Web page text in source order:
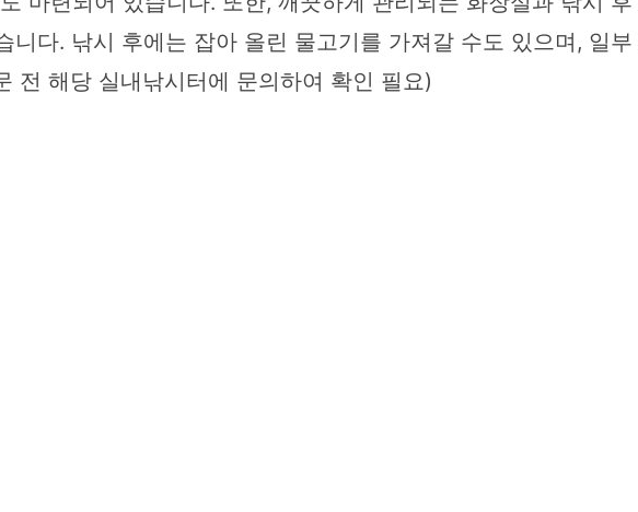
니다. 낚시 후에는 잡아 올린 물고기를 가져갈 수도 있으며, 일
전 해당 실내낚시터에 문의하여 확인 필요)